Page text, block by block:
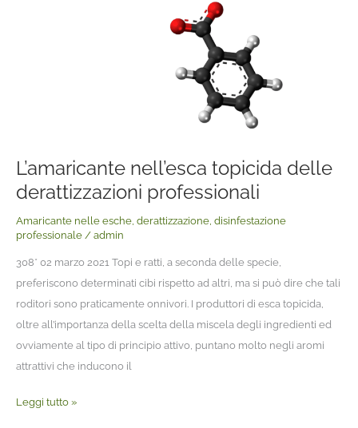
L’amaricante nell’esca topicida delle
derattizzazioni professionali
Amaricante nelle esche, derattizzazione, disinfestazione
professionale/ admin
308* 02 marzo 2021 Topi e ratti, a seconda delle specie,
preferiscono determinati cibi rispetto ad altri, ma si può dire che tali
roditori sono praticamente onnivori. I produttori di esca topicida,
oltre all’importanza della scelta della miscela degli ingredienti ed
ovviamente al tipo di principio attivo, puntano molto negli aromi
attrattivi che inducono il
Leggi tutto »